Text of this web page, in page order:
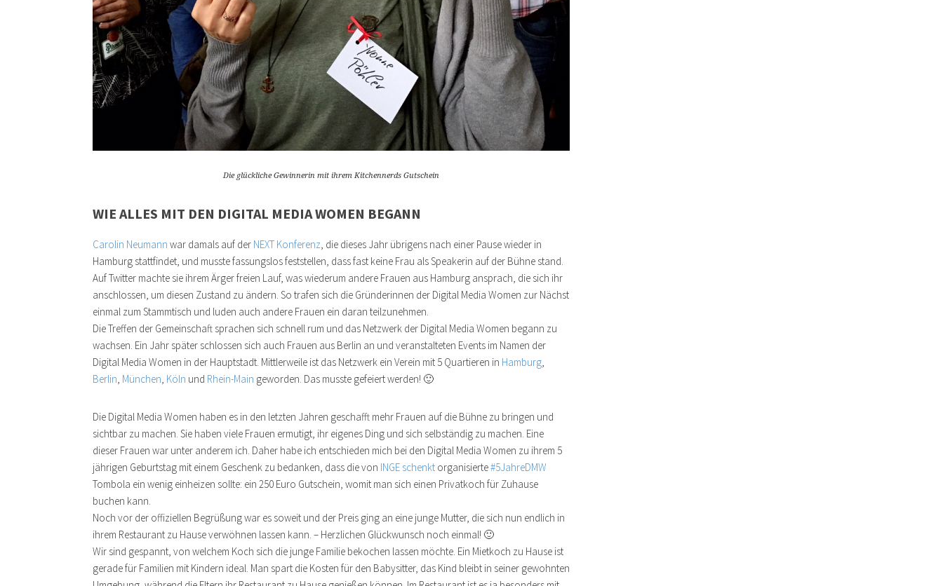
Die glückliche Gewinnerin mit ihrem Kitchennerds Gutschein
WIE ALLES MIT DEN DIGITAL MEDIA WOMEN BEGANN
Carolin Neumann war damals auf der NEXT Konferenz, die dieses Jahr übrigens nach einer Pause wieder in
Hamburg stattfindet, und musste fassungslos feststellen, dass fast keine Frau als Speakerin auf der Bühne stand.
Auf Twitter machte sie ihrem Ärger freien Lauf, was wiederum andere Frauen aus Hamburg ansprach, die sich ihr
anschlossen, um diesen Zustand zu ändern. So trafen sich die Gründerinnen der Digital Media Women zur Nächst
einmal zum Stammtisch und luden auch andere Frauen ein daran teilzunehmen.
Die Treffen der Gemeinschaft sprachen sich schnell rum und das Netzwerk der Digital Media Women begann zu
wachsen. Ein Jahr später schlossen sich auch Frauen aus Berlin an und veranstalteten Events im Namen der
Digital Media Women in der Hauptstadt. Mittlerweile ist das Netzwerk ein Verein mit 5 Quartieren in Hamburg,
Berlin, München, Köln und Rhein-Main geworden. Das musste gefeiert werden! 🙂
Die Digital Media Women haben es in den letzten Jahren geschafft mehr Frauen auf die Bühne zu bringen und
sichtbar zu machen. Sie haben viele Frauen ermutigt, ihr eigenes Ding und sich selbständig zu machen. Eine
dieser Frauen war unter anderem ich. Daher habe ich entschieden mich bei den Digital Media Women zu ihrem 5
jährigen Geburtstag mit einem Geschenk zu bedanken, dass die von INGE schenkt organisierte#5JahreDMW
Tombola ein wenig einheizen sollte: ein 250 Euro Gutschein, womit man sich einen Privatkoch für Zuhause
buchen kann.
Noch vor der offiziellen Begrüßung war es soweit und der Preis ging an eine junge Mutter, die sich nun endlich in
ihrem Restaurant zu Hause verwöhnen lassen kann. – Herzlichen Glückwunsch noch einmal! 🙂
Wir sind gespannt, von welchem Koch sich die junge Familie bekochen lassen möchte. Ein Mietkoch zu Hause ist
gerade für Familien mit Kindern ideal. Man spart die Kosten für den Babysitter, das Kind bleibt in seiner gewohnten